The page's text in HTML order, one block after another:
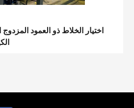
اختيار الخلاط ذو العمود المزدوج